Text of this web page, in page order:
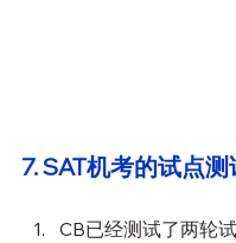
7. SAT机考的试点
CB已经测试了两轮